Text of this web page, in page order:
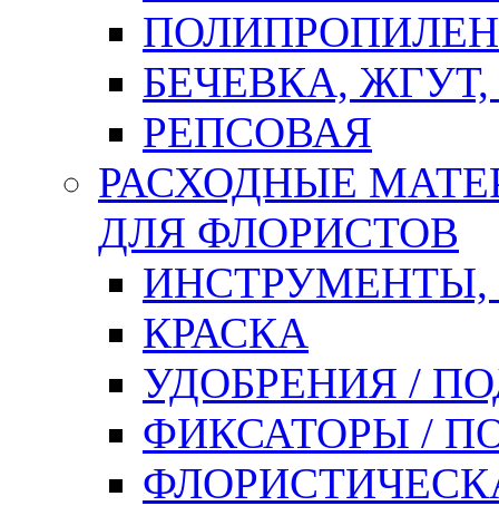
БЕЧЕВКА,
РЕПСОВАЯ
РАСХОДНЫЕ
ДЛЯ ФЛОРИСТОВ
ИНСТРУМЕНТЫ,
КРАСКА
УДОБРЕНИЯ /
ФИКСАТОРЫ /